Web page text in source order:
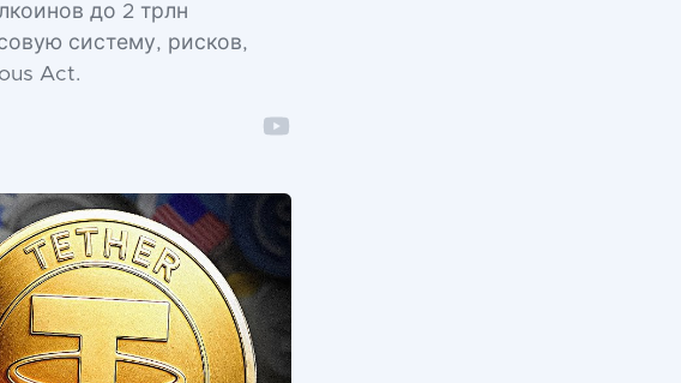
до 2 трлн
систему, рисков,
Act.